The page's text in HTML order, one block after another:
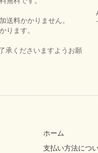
送料かかりません。
ります。
承くださいますようお願
ホーム
支払い方法につ